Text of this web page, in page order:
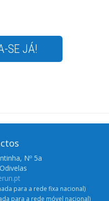
SE JÁ!
Nº 5a
para a rede fixa nacional)
para a rede móvel nacional)